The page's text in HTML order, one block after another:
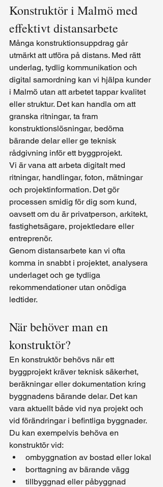
Konstruktör i Malmö med
effektivt distansarbete
Många konstruktionsuppdrag går
utmärkt att utföra på distans. Med rätt
underlag, tydlig kommunikation och
digital samordning kan vi hjälpa kunder
i Malmö utan att arbetet tappar kvalitet
eller struktur. Det kan handla om att
granska ritningar, ta fram
konstruktionslösningar, bedöma
bärande delar eller ge teknisk
rådgivning inför ett byggprojekt.
Vi är vana att arbeta digitalt med
ritningar, handlingar, foton, mätningar
och projektinformation. Det gör
processen smidig för dig som kund,
oavsett om du är privatperson, arkitekt,
fastighetsägare, projektledare eller
entreprenör.
Genom distansarbete kan vi ofta
komma in snabbt i projektet, analysera
underlaget och ge tydliga
rekommendationer utan onödiga
ledtider.
När behöver man en
konstruktör?
En konstruktör behövs när ett
byggprojekt kräver teknisk säkerhet,
beräkningar eller dokumentation kring
byggnadens bärande delar. Det kan
vara aktuellt både vid nya projekt och
vid förändringar i befintliga byggnader.
Du kan exempelvis behöva en
konstruktör vid:
ombyggnation av bostad eller lokal
borttagning av bärande vägg
tillbyggnad eller påbyggnad